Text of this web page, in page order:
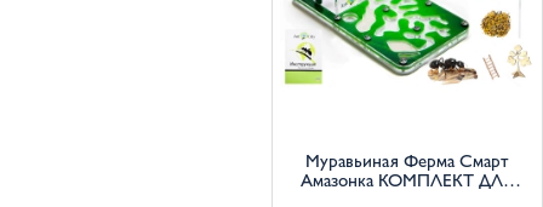
Муравьиная Ферма Смарт
Амазонка КОМПЛЕКТ ДЛЯ